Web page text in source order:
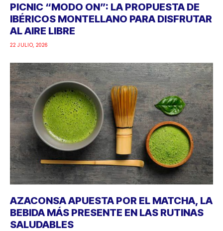
PICNIC “MODO ON”: LA PROPUESTA DE
IBÉRICOS MONTELLANO PARA DISFRUTAR
AL AIRE LIBRE
22 JULIO, 2026
AZACONSA APUESTA POR EL MATCHA, LA
BEBIDA MÁS PRESENTE EN LAS RUTINAS
SALUDABLES